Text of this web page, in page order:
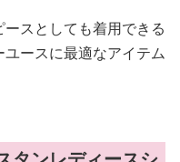
スとしても着用できる
ースに最適なアイテム